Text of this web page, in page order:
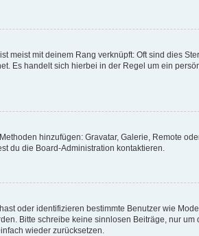
mit deinem Rang verknüpft: Oft sind dies
Es handelt sich hierbei in der Regel um ein
hinzufügen: Gravatar, Galerie, Remote
du die Board-Administration kontaktieren.
oder identifizieren bestimmte Benutzer wie
Bitte schreibe keine sinnlosen Beiträge, nur
wieder zurücksetzen.